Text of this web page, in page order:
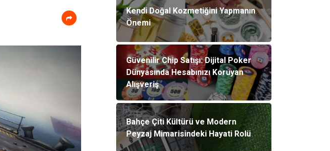
Kendi Doğal Kozmetiğini Yapmanın
Önemi
Güvenilir Chip Satışı: Dijital Poker
Dünyasında Hesabınızı Koruyan
Alışveriş
Bahçe Çiti Kültürü ve Modern
Peyzaj Mimarisindeki Hayati Rolü